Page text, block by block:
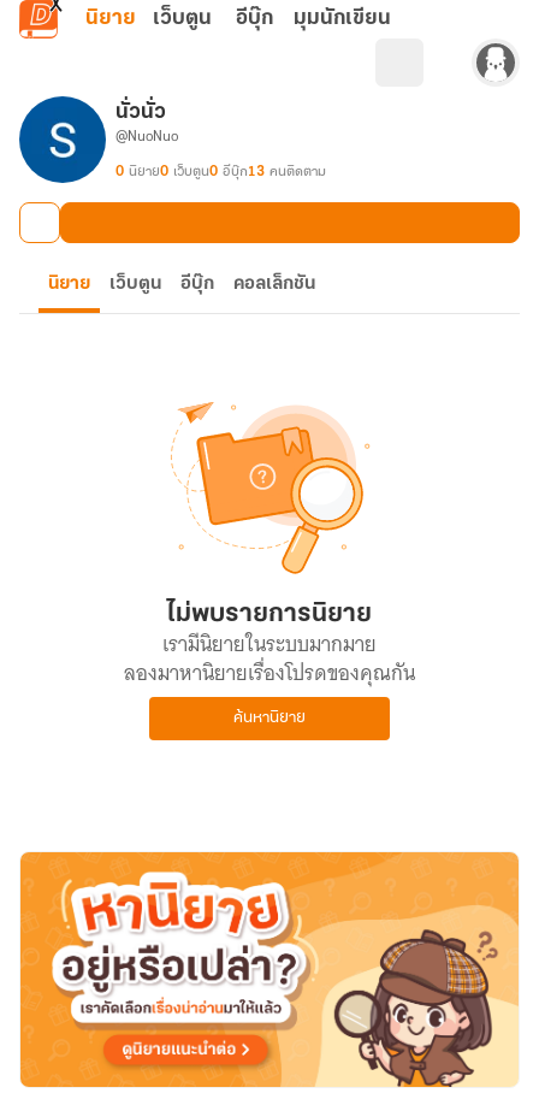
ข้ามไปยังเนื้อหาหลัก
นิยาย เว็บตูน อีบุ๊ก มุมนักเขียน
นั่วนั่ว
@NuoNuo
0 นิยาย0 เว็บตูน0 อีบุ๊ก13 คนติดตาม
นิยาย เว็บตูน อีบุ๊ก คอลเล็กชัน
ไม่พบรายการนิยาย
เรามีนิยายในระบบมากมาย
ลองมาหานิยายเรื่องโปรดของคุณกัน
ค้นหานิยาย